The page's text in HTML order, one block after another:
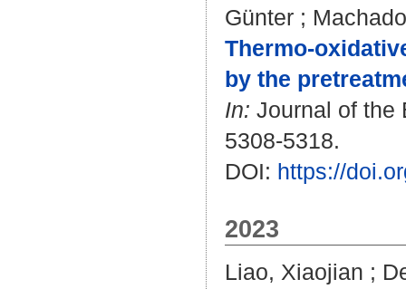
Günter ;
Thermo-
by the
In: Journal of the
5308-5318.
DOI: https://
2023
Liao, Xiaojian ;